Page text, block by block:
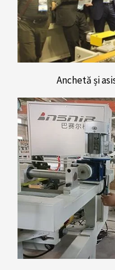
Anchetă și